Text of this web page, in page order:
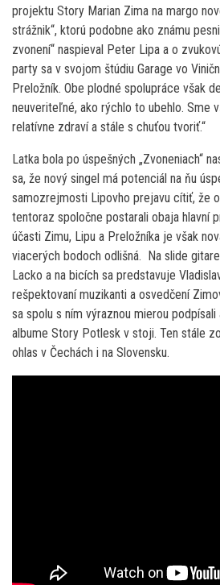
projektu Story Marian Zima na margo
strážnik“, ktorú podobne ako známu
zvonení“ naspieval Peter Lipa a o
party sa v svojom štúdiu Garage vo
Preložník. Obe plodné spolupráce však
neuveriteľné, ako rýchlo to ubehlo. Sme
relatívne zdraví a stále s chuťou tvoriť.“
Latka bola po úspešných „Zvoneniach“
sa, že nový singel má potenciál na ňu
samozrejmosti Lipovho prejavu cítiť, že
tentoraz spoločne postarali obaja hlavní
účasti Zimu, Lipu a Preložníka je však
viacerých bodoch odlišná. Na slide
Lacko a na bicích sa predstavuje
rešpektovaní muzikanti a osvedčení
sa spolu s ním výraznou mierou podpísali
albume Story Potlesk v stoji. Ten stále
ohlas v Čechách i na Slovensku.